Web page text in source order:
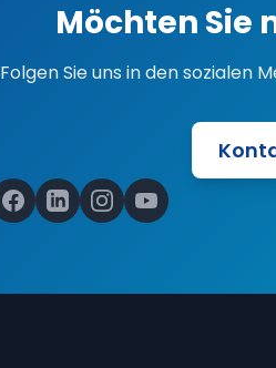
Möchten Sie
Folgen Sie uns in den sozialen